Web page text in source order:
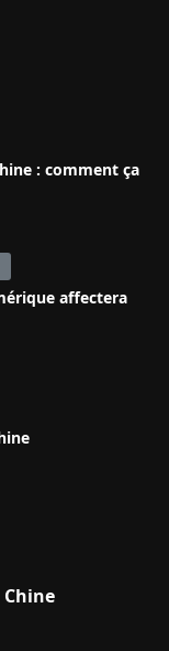
: comment ça
affectera